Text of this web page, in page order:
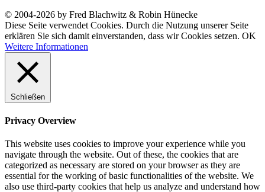
© 2004-2026 by Fred Blachwitz & Robin Hünecke
Diese Seite verwendet Cookies. Durch die Nutzung unserer Seite
erklären Sie sich damit einverstanden, dass wir Cookies setzen. OK
Weitere Informationen
Schließen
Privacy Overview
This website uses cookies to improve your experience while you
navigate through the website. Out of these, the cookies that are
categorized as necessary are stored on your browser as they are
essential for the working of basic functionalities of the website. We
also use third-party cookies that help us analyze and understand how